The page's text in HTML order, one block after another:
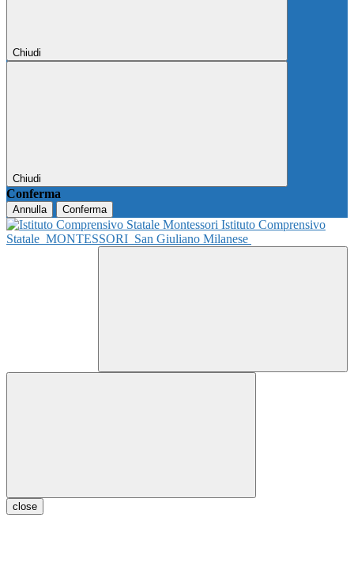
Chiudi
Chiudi
Conferma
Annulla Conferma
Istituto Comprensivo
Statale MONTESSORI San Giuliano Milanese
close